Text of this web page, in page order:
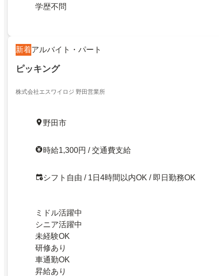
学歴不問
新着アルバイト・パート
ピッキング
株式会社エスワイロジ 野田営業所
野田市
時給1,300円 / 交通費支給
シフト自由 / 1日4時間以内OK / 即日勤務OK
ミドル活躍中
シニア活躍中
未経験OK
研修あり
車通勤OK
昇給あり